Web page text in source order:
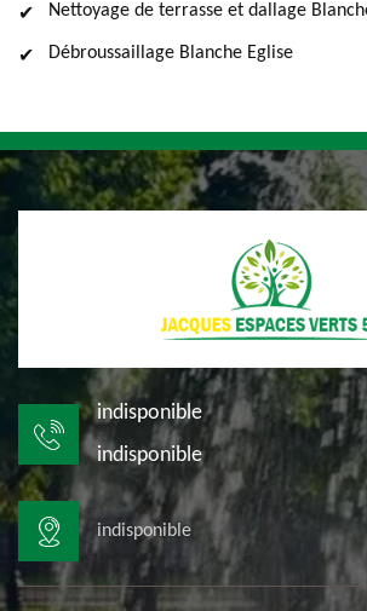
Nettoyage de terrasse et dallage
Débroussaillage Blanche Eglise
indisponible
indisponible
indisponible